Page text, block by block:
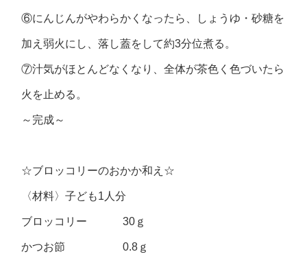
⑥にんじんがやわらかくなったら、しょうゆ・砂糖を
加え弱火にし、落し蓋をして約3分位煮る。
⑦汁気がほとんどなくなり、全体が茶色く色づいたら
火を止める。
～完成～
☆ブロッコリーのおかか和え☆
〈材料〉子ども1人分
ブロッコリー 30ｇ
かつお節 0.8ｇ